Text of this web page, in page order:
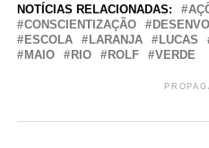
NOTÍCIAS RELACIONADAS:
CONSCIENTIZAÇÃO
ESCOLA
LARANJA LUCAS
MAIO
RIO ROLF VERDE